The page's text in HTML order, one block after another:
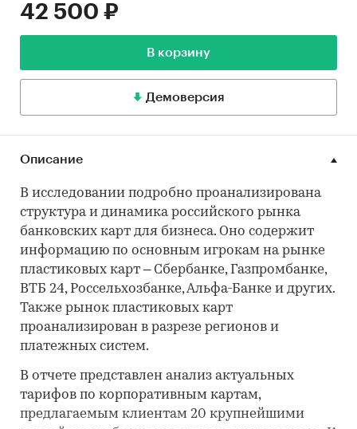
42 500 ₽
В корзину
Демоверсия
Описание
В исследовании подробно проанализирована
структура и динамика российского рынка
банковских карт для бизнеса. Оно содержит
информацию по основным игрокам на рынке
пластиковых карт – Сбербанке, Газпромбанке,
ВТБ 24, Россельхозбанке, Альфа-Банке и других.
Также рынок пластиковых карт
проанализирован в разрезе регионов и
платежных систем.
В отчете представлен анализ актуальных
тарифов по корпоративным картам,
предлагаемым клиентам 20 крупнейшими